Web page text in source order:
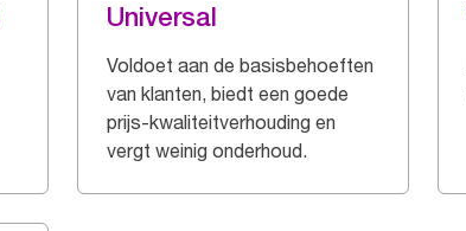
Universal
Voldoet aan de basisbehoeften
van klanten, biedt een goede
prijs-kwaliteitverhouding en
vergt weinig onderhoud.